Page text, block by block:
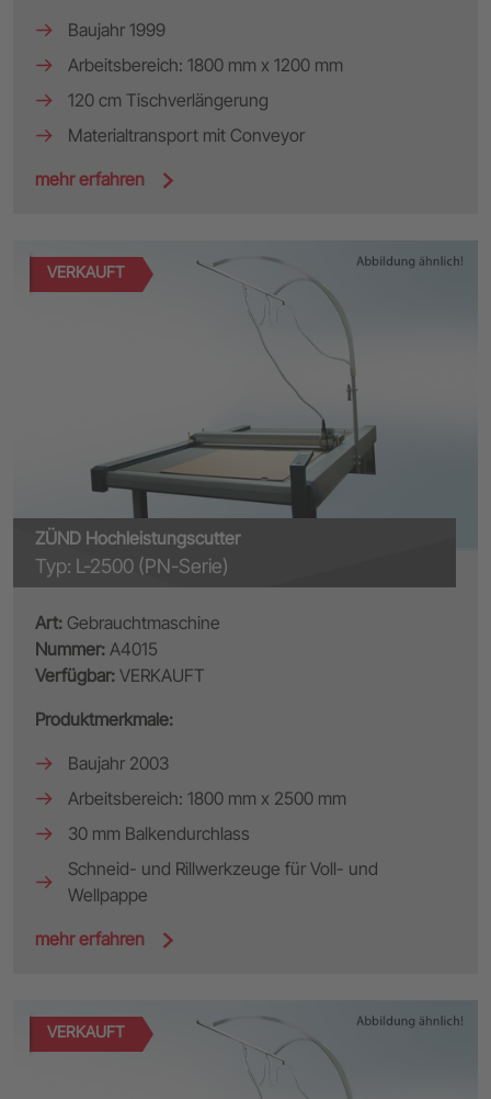
Baujahr 1999
Arbeitsbereich: 1800 mm x 1200 mm
120 cm Tischverlängerung
Materialtransport mit Conveyor
mehr erfahren
VERKAUFT
ZÜND Hochleistungscutter
Typ: L-2500 (PN-Serie)
Art: Gebrauchtmaschine
Nummer: A4015
Verfügbar: VERKAUFT
Produktmerkmale:
Baujahr 2003
Arbeitsbereich: 1800 mm x 2500 mm
30 mm Balkendurchlass
Schneid- und Rillwerkzeuge für Voll- und
Wellpappe
mehr erfahren
VERKAUFT